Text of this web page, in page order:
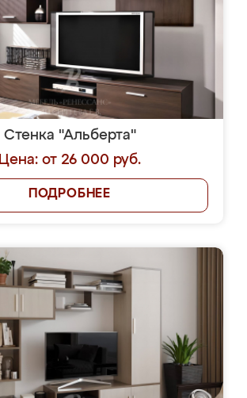
Стенка "Альберта"
Цена: от 26 000 руб.
ПОДРОБНЕЕ